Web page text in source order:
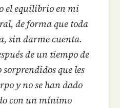
el equilibrio en mi
de forma que toda
sin darme cuenta.
de un tiempo de
que les
y no se han dado
con un mínimo